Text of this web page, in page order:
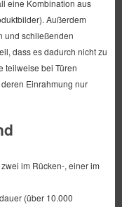
eine Kombination aus
Außerdem
und schließenden
dass es dadurch nicht zu
teilweise bei Türen
Einrahmung nur
im Rücken-, einer im
(über 10.000